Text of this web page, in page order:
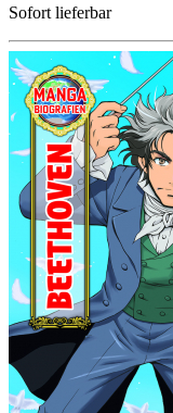
Sofort lieferbar